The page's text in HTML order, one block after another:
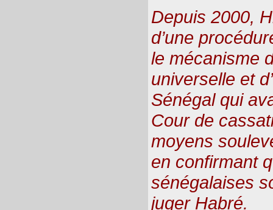
Depuis 2000,
d’une
le mécanisme
universelle et
Sénégal qui
Cour de
moyens
en confirmant
sénégalaises
juger Habré.